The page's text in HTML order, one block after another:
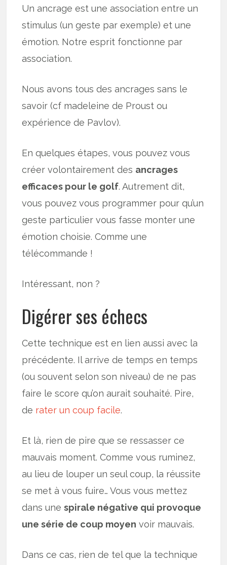
Un ancrage est une association entre un
stimulus (un geste par exemple) et une
émotion. Notre esprit fonctionne par
association.
Nous avons tous des ancrages sans le
savoir (cf madeleine de Proust ou
expérience de Pavlov).
En quelques étapes, vous pouvez vous
créer volontairement des ancrages
efficaces pour le golf. Autrement dit,
vous pouvez vous programmer pour qu’un
geste particulier vous fasse monter une
émotion choisie. Comme une
télécommande !
Intéressant, non ?
Digérer ses échecs
Cette technique est en lien aussi avec la
précédente. Il arrive de temps en temps
(ou souvent selon son niveau) de ne pas
faire le score qu’on aurait souhaité. Pire,
de rater un coup facile.
Et là, rien de pire que se ressasser ce
mauvais moment. Comme vous ruminez,
au lieu de louper un seul coup, la réussite
se met à vous fuire… Vous vous mettez
dans unespirale négative qui provoque
une série de coup moyen voir mauvais.
Dans ce cas, rien de tel que la technique